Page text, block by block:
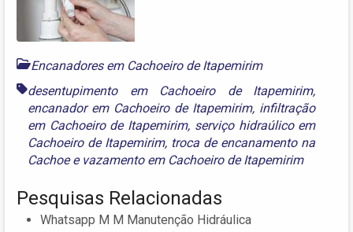
Encanadores em Cachoeiro de Itapemirim
desentupimento em Cachoeiro de Itapemirim,
encanador em Cachoeiro de Itapemirim, infiltração
em Cachoeiro de Itapemirim, serviço hidraúlico em
Cachoeiro de Itapemirim, troca de encanamento na
Cachoee vazamento em Cachoeiro de Itapemirim
Pesquisas Relacionadas
Whatsapp M M Manutenção Hidráulica